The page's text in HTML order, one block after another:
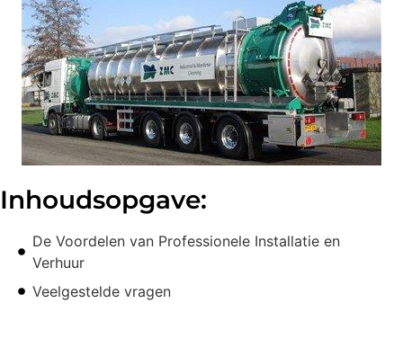
Inhoudsopgave:
De Voordelen van Professionele Installatie en
Verhuur
Veelgestelde vragen